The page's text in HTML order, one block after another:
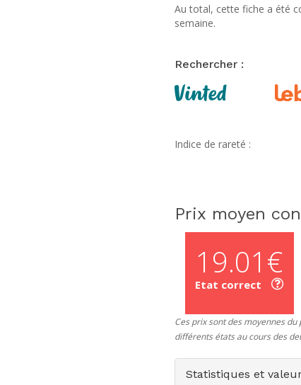
Au total, cette fiche a été
semaine.
Rechercher :
Indice de rareté :
Prix moyen
19.01€
Etat correct
Ces prix sont des moyennes
différents états au cours des
Statistiques et